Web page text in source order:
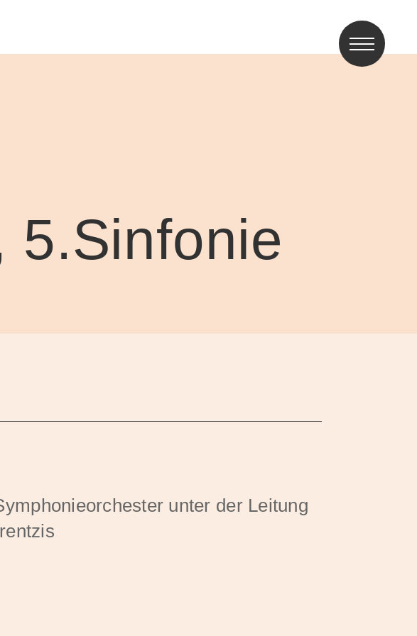
5.Sinfonie
unter der Leitung